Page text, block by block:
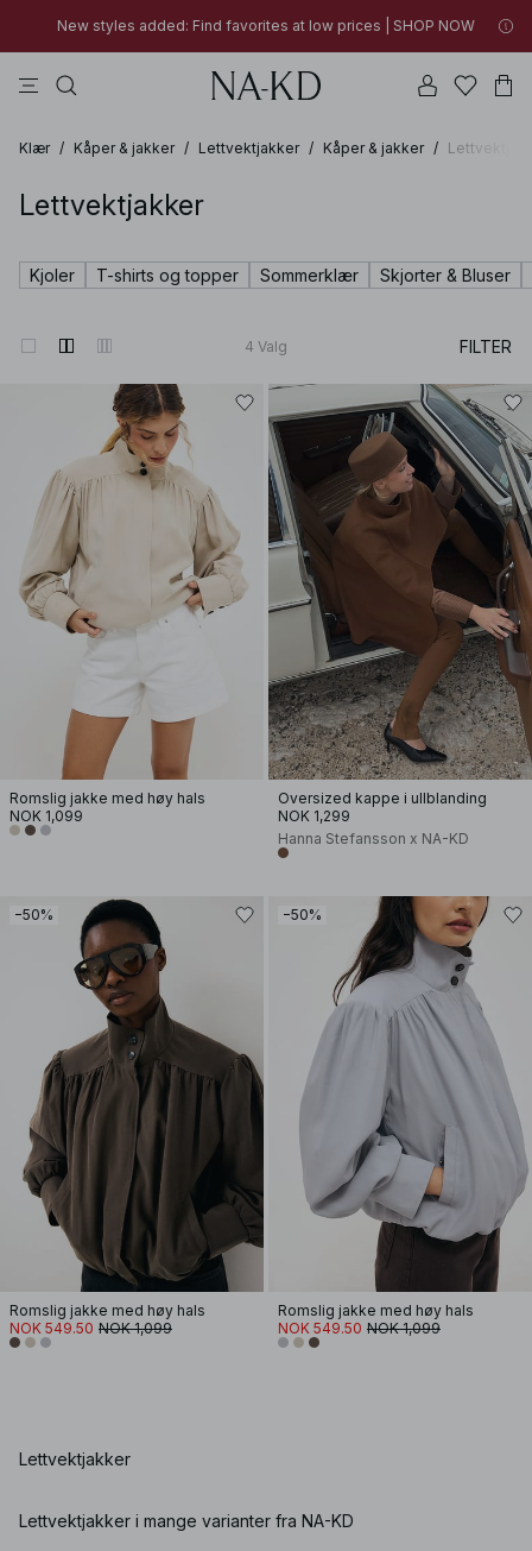
New styles added: Find favorites at low prices | SHOP NOW
05h 43m 18s
FINAL SALE | SHOP NOW
New styles added: Find favorites at low prices | SHOP NOW
Klær / Kåper & jakker / Lettvektjakker / Kåper & jakker /
Lettvektjakker
Kjoler T-shirts og topper Sommerklær Skjorter & Bluser
4 Valg FILTER
Romslig jakke med høy hals
NOK 1,099
Oversized kappe i ullblanding
NOK 1,299
Hanna Stefansson x NA-KD
−50%
Romslig jakke med høy hals
NOK 549.50 NOK 1,099
−50%
Romslig jakke med høy hals
NOK 549.50 NOK 1,099
Lettvektjakker
Lettvektjakker i mange varianter fra NA-KD